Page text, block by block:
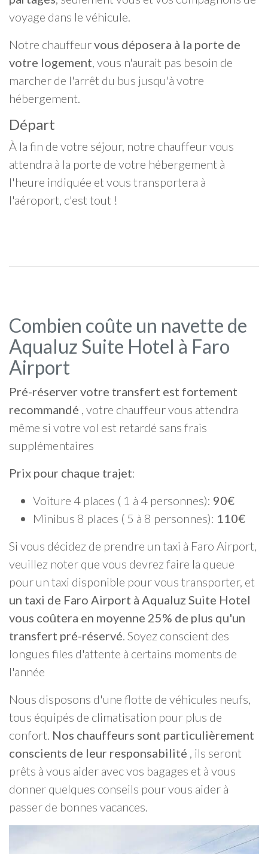
voyage dans le véhicule.
Notre chauffeurvous déposera à la porte de
votre logement, vous n'aurait pas besoin de
marcher de l'arrêt du bus jusqu'à votre
hébergement.
Départ
À la fin de votre séjour, notre chauffeur vous
attendra à la porte de votre hébergement à
l'heure indiquée et vous transportera à
l'aéroport, c'est tout !
Combien coûte un navette de
Aqualuz Suite Hotel à Faro
Airport
Pré-réserver votre transfert est fortement
recommandé , votre chauffeur vous attendra
même si votre vol est retardé sans frais
supplémentaires
Prix pour chaque trajet:
Voiture 4 places ( 1 à 4 personnes): 90€
Minibus 8 places ( 5 à 8 personnes): 110€
Si vous décidez de prendre un taxi à Faro Airport,
veuillez noter que vous devrez faire la queue
pour un taxi disponible pour vous transporter, et
un taxi de Faro Airport à Aqualuz Suite Hotel
vous coûtera en moyenne 25% de plus qu'un
transfert pré-réservé. Soyez conscient des
longues files d'attente à certains moments de
l'année
Nous disposons d'une flotte de véhicules neufs,
tous équipés de climatisation pour plus de
confort. Nos chauffeurs sont particulièrement
conscients de leur responsabilité , ils seront
prêts à vous aider avec vos bagages et à vous
donner quelques conseils pour vous aider à
passer de bonnes vacances.